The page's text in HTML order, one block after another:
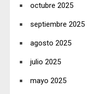
octubre 2025
septiembre 2025
agosto 2025
julio 2025
mayo 2025